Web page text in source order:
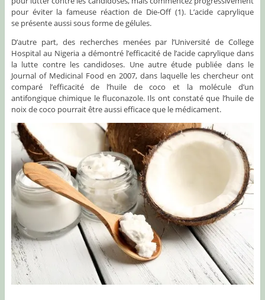
pour éviter la fameuse réaction de Die-Off (1). L’acide caprylique
se présente aussi sous forme de gélules.
D’autre part, des recherches menées par l’Université de College
Hospital au Nigeria a démontré l’efficacité de l’acide caprylique dans
la lutte contre les candidoses. Une autre étude publiée dans le
Journal of Medicinal Food en 2007, dans laquelle les chercheur ont
comparé l’efficacité de l’huile de coco et la molécule d’un
antifongique chimique le fluconazole. Ils ont constaté que l’huile de
noix de coco pourrait être aussi efficace que le médicament.